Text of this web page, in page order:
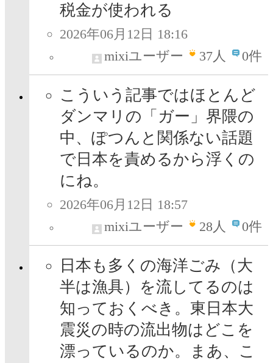
税金が使われる
2026年06月12日 18:16
mixiユーザー
37人 0件
こういう記事ではほとんど
ダンマリの「ガー」界隈の
中、ぽつんと関係ない話題
で日本を責めるから浮くの
にね。
2026年06月12日 18:57
mixiユーザー
28人 0件
日本も多くの海洋ごみ（大
半は漁具）を流してるのは
知っておくべき。東日本大
震災の時の流出物はどこを
漂っているのか。まあ、こ